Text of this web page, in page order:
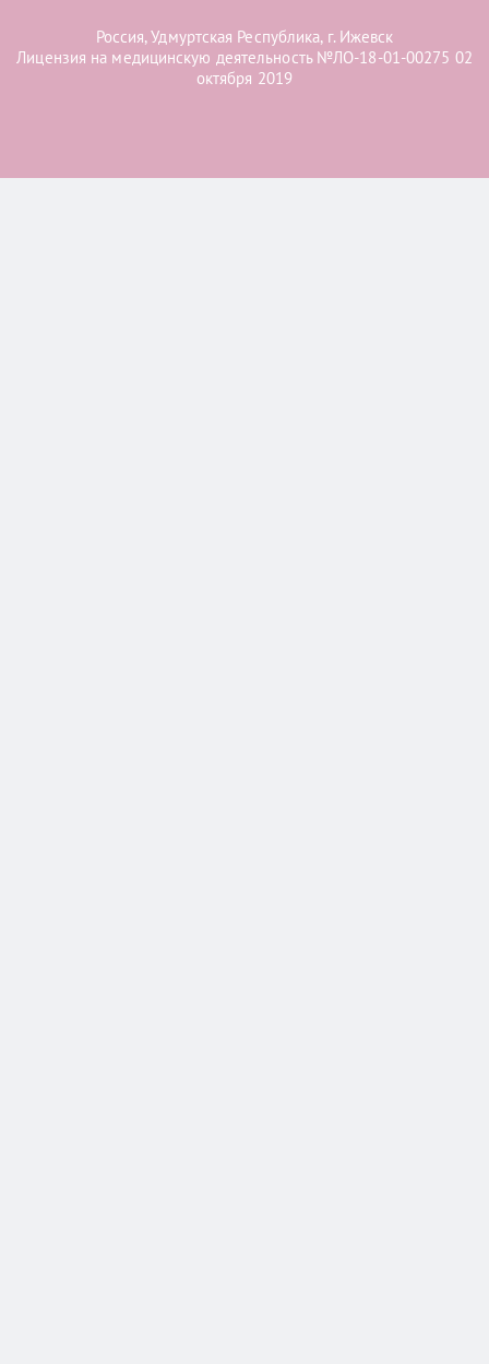
Россия, Удмуртская Республика, г. Ижевск
Лицензия на медицинскую деятельность №ЛО-18-01-00275 02
октября 2019